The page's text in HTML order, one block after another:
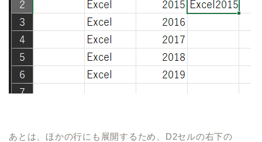
あとは、ほかの行にも展開するため、 D2セルの右下の